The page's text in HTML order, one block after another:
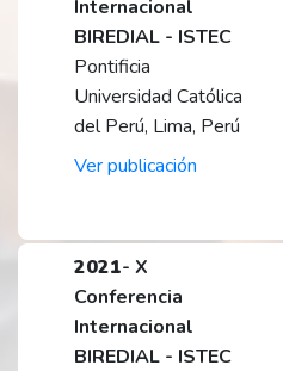
Internacional
BIREDIAL - ISTEC
Pontificia
Universidad Católica
del Perú, Lima, Perú
Ver publicación
2021- X
Conferencia
Internacional
BIREDIAL - ISTEC